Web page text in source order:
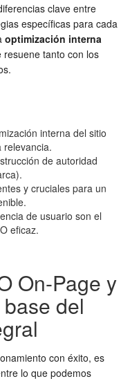
clave entre
específicas para cada
optimización interna
tanto con los
interna del sitio
relevancia.
de autoridad
y cruciales para un
de usuario son el
eficaz.
On-Page y
del
con éxito, es
lo que podemos